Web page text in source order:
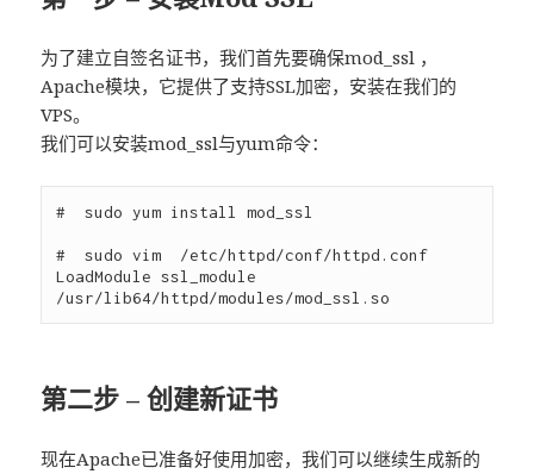
为了建立自签名证书，我们首先要确保mod_ssl ，
Apache模块，它提供了支持SSL加密，安装在我们的
VPS。
我们可以安装mod_ssl与yum命令：
#  sudo yum install mod_ssl
#  sudo vim  /etc/httpd/conf/httpd.conf
LoadModule ssl_module
第二步 – 创建新证书
现在Apache已准备好使用加密，我们可以继续生成新的